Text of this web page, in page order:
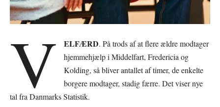
V ELFÆRD. På trods af at flere ældre modtager
hjemmehjælp i Middelfart, Fredericia og
Kolding, så bliver antallet af timer, de enkelte
borgere modtager, stadig færre. Det viser nye
tal fra Danmarks Statistik.